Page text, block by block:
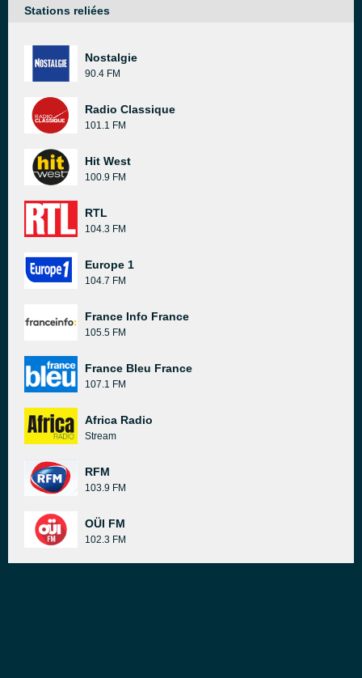
Stations reliées
Nostalgie
90.4 FM
Radio Classique
101.1 FM
Hit West
100.9 FM
RTL
104.3 FM
Europe 1
104.7 FM
France Info France
105.5 FM
France Bleu France
107.1 FM
Africa Radio
Stream
RFM
103.9 FM
OÜI FM
102.3 FM